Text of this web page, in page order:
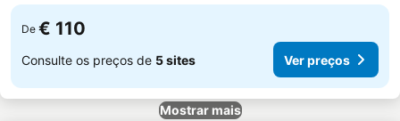
De € 110
Consulte os preços de 5 sites Ver preços
Mostrar mais